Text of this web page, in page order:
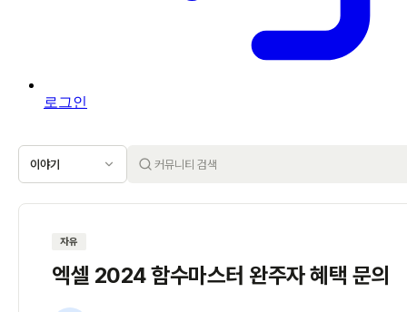
로그인
이야기
자유
엑셀 2024 함수마스터 완주자 혜택 문의